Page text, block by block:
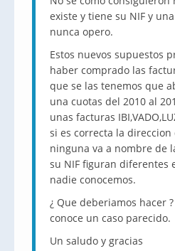
existe y tiene su NIF y
nunca opero.
Estos nuevos supuestos
haber comprado las
que se las tenemos que
una cuotas del 2010 al
unas facturas
si es correcta la direccion
ninguna va a nombre de
su NIF figuran diferentes
nadie conocemos.
¿ Que deberiamos hacer
conoce un caso parecido.
Un saludo y gracias